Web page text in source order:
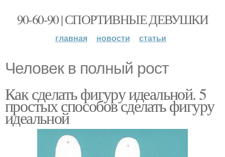
90-60-90 | СПОРТИВНЫЕ ДЕВУШКИ
главная новости статьи
Человек в полный рост
Как сделать фигуру идеальной. 5
простых способов сделать фигуру
идеальной